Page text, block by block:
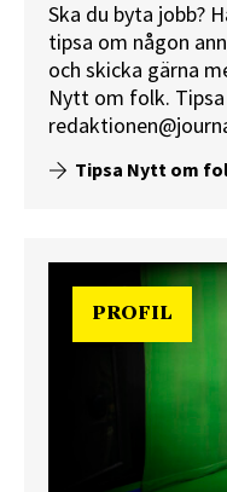
Ska du byta jobb?
tipsa om någon
och skicka gärna
Nytt om folk.
Tipsa Nytt om
PROFIL